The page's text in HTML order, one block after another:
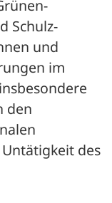
Schulz-
und
im
den
des